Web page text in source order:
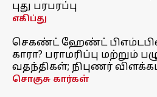
புது பரபரப்பு
எகிப்து
செகண்ட் ஹேண்ட்
காரா? பராமரிப்பு மற்றும்
வதந்திகள்; நிபுணர்
சொகுசு கார்கள்